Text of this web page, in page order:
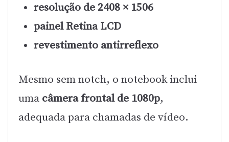
resolução de 2408 × 1506
painel Retina LCD
revestimento antirreflexo
Mesmo sem notch, o notebook inclui
uma câmera frontal de 1080p,
adequada para chamadas de vídeo.